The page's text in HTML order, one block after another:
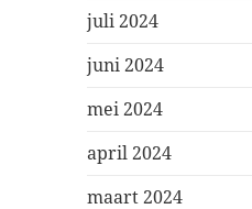
juli 2024
juni 2024
mei 2024
april 2024
maart 2024